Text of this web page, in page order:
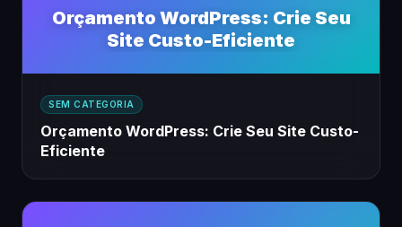
Orçamento WordPress: Crie Seu
Site Custo-Eficiente
SEM CATEGORIA
Orçamento WordPress: Crie Seu Site Custo-
Eficiente